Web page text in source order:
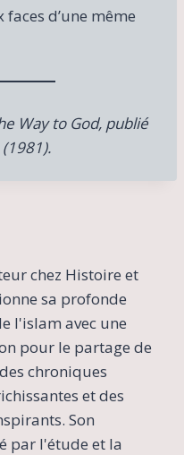
d’une même
Way to God, publié
chez Histoire et
sa profonde
l'islam avec une
pour le partage de
chroniques
et des
Son
par l'étude et la